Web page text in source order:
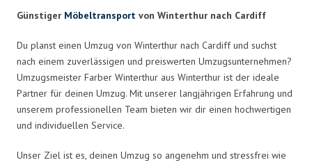
Günstiger Möbeltransport von Winterthur nach Cardiff
Du planst einen Umzug von Winterthur nach Cardiff und suchst
nach einem zuverlässigen und preiswerten Umzugsunternehmen?
Umzugsmeister Farber Winterthur aus Winterthur ist der ideale
Partner für deinen Umzug. Mit unserer langjährigen Erfahrung und
unserem professionellen Team bieten wir dir einen hochwertigen
und individuellen Service.
Unser Ziel ist es, deinen Umzug so angenehm und stressfrei wie